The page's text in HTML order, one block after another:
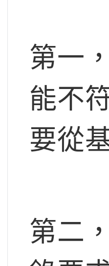
第一
能不
要從
第二